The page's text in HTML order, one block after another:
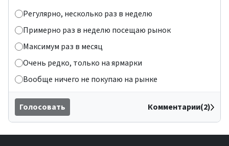
Регулярно, несколько раз в неделю
Примерно раз в неделю посещаю рынок
Максимум раз в месяц
Очень редко, только на ярмарки
Вообще ничего не покупаю на рынке
Голосовать Комментарии(2)